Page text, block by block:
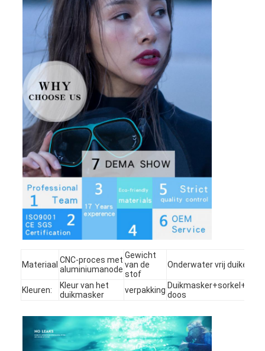
Materiaal CNC-proces met
aluminiumanode
Gewicht
van de
stof
Onderwater vrij duiken
Kleuren:
Kleur van het
duikmasker
verpakking Duikmasker+sorkel+Eva
doos